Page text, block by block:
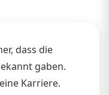
dass die
gaben.
Karriere.